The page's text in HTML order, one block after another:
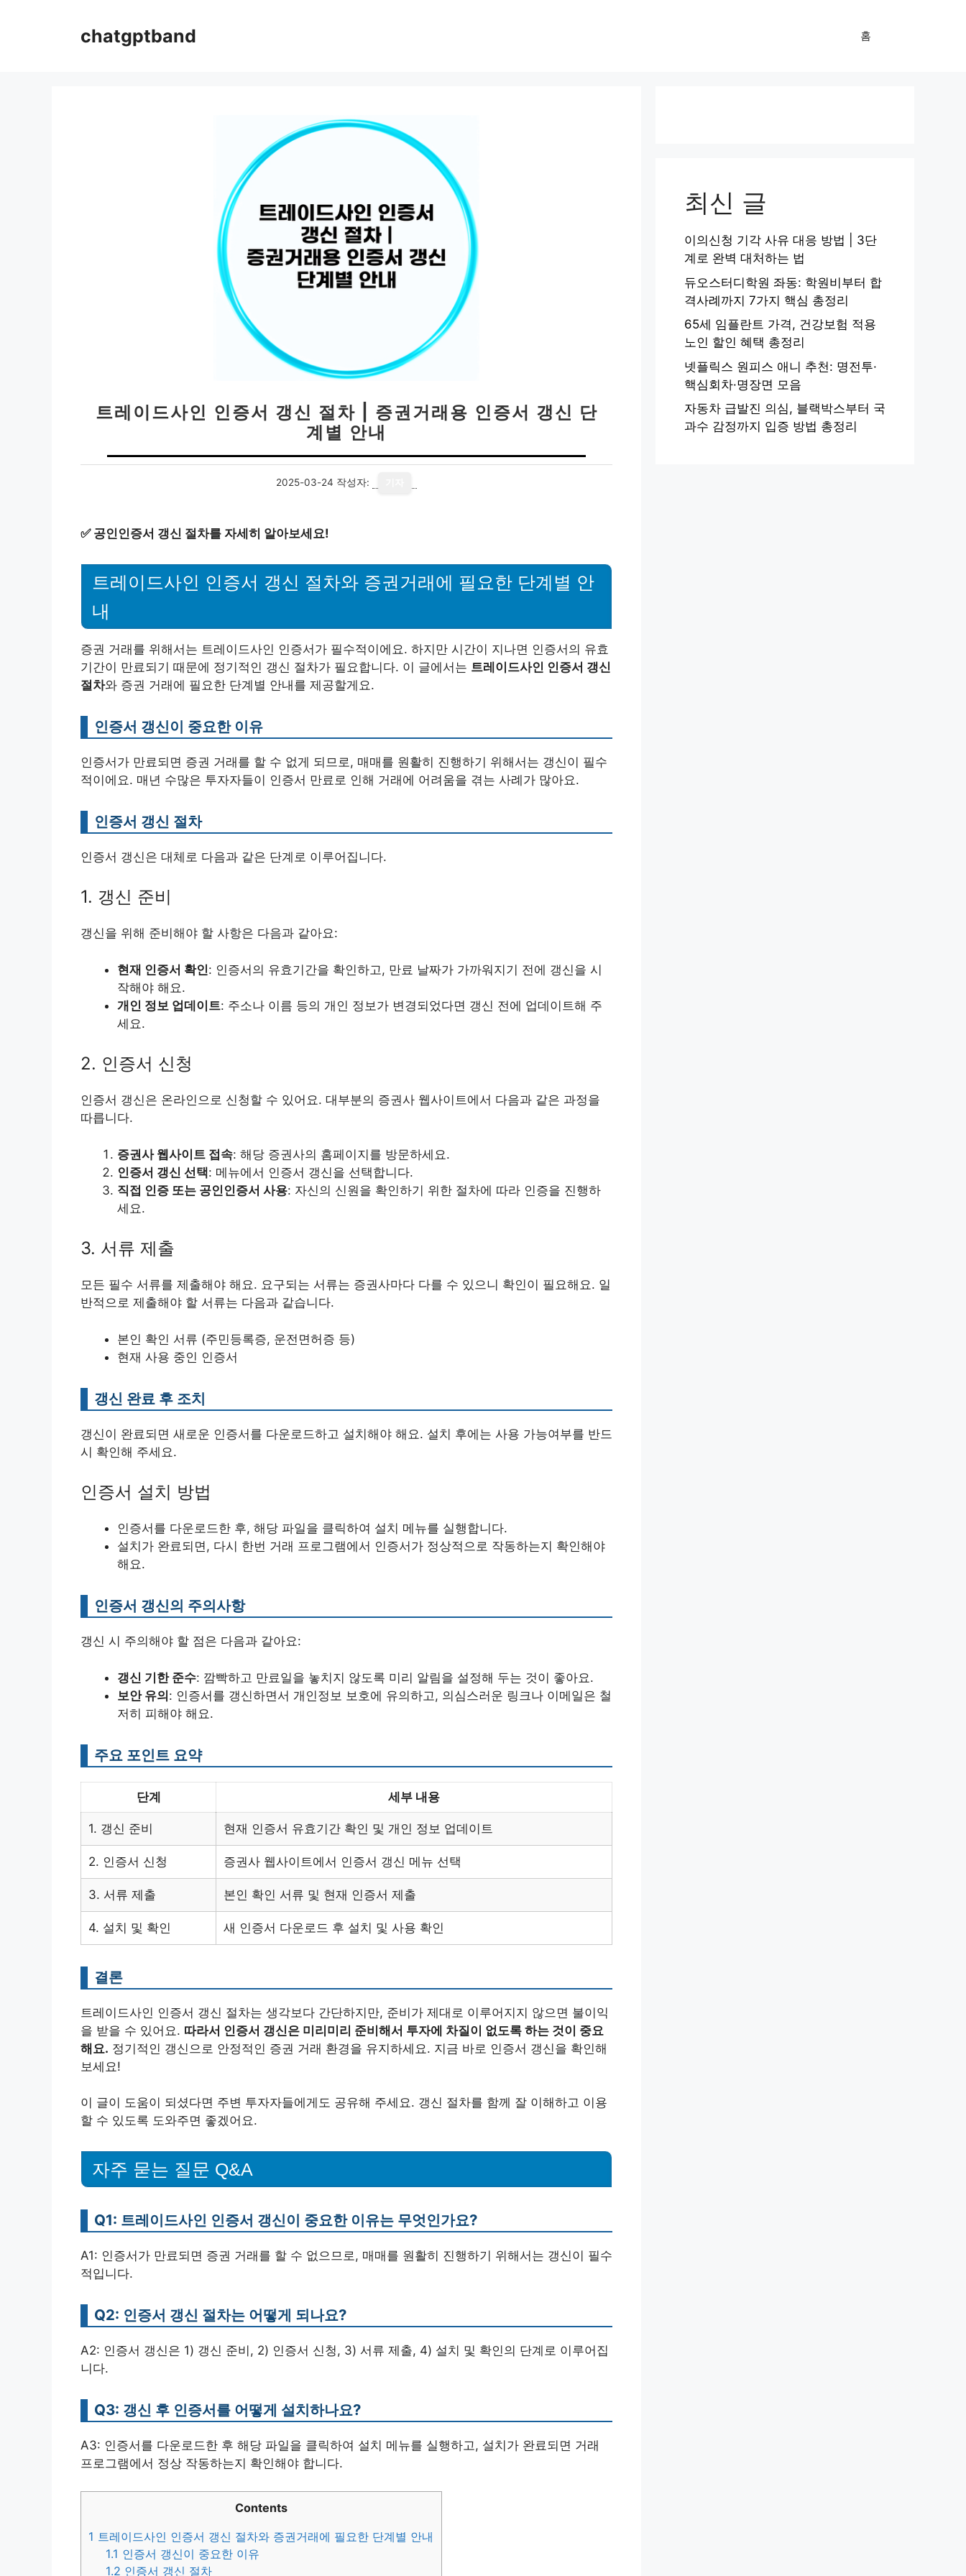
chatgptband 홈
트레이드사인 인증서 갱신 절차 | 증권거래용 인증서 갱신 단
계별 안내
2025-03-24 작성자:
✅ 공인인증서 갱신 절차를 자세히 알아보세요!
트레이드사인 인증서 갱신 절차와 증권거래에 필요한 단계별 안
내
증권 거래를 위해서는 트레이드사인 인증서가 필수적이에요. 하지만 시간이 지나면 인증서의 유효
기간이 만료되기 때문에 정기적인 갱신 절차가 필요합니다. 이 글에서는 트레이드사인 인증서 갱신
절차와 증권 거래에 필요한 단계별 안내를 제공할게요.
인증서 갱신이 중요한 이유
인증서가 만료되면 증권 거래를 할 수 없게 되므로, 매매를 원활히 진행하기 위해서는 갱신이 필수
적이에요. 매년 수많은 투자자들이 인증서 만료로 인해 거래에 어려움을 겪는 사례가 많아요.
인증서 갱신 절차
인증서 갱신은 대체로 다음과 같은 단계로 이루어집니다.
1. 갱신 준비
갱신을 위해 준비해야 할 사항은 다음과 같아요:
현재 인증서 확인: 인증서의 유효기간을 확인하고, 만료 날짜가 가까워지기 전에 갱신을 시
작해야 해요.
개인 정보 업데이트: 주소나 이름 등의 개인 정보가 변경되었다면 갱신 전에 업데이트해 주
세요.
2. 인증서 신청
인증서 갱신은 온라인으로 신청할 수 있어요. 대부분의 증권사 웹사이트에서 다음과 같은 과정을
따릅니다.
증권사 웹사이트 접속: 해당 증권사의 홈페이지를 방문하세요.
인증서 갱신 선택: 메뉴에서 인증서 갱신을 선택합니다.
직접 인증 또는 공인인증서 사용: 자신의 신원을 확인하기 위한 절차에 따라 인증을 진행하
세요.
3. 서류 제출
모든 필수 서류를 제출해야 해요. 요구되는 서류는 증권사마다 다를 수 있으니 확인이 필요해요. 일
반적으로 제출해야 할 서류는 다음과 같습니다.
본인 확인 서류 (주민등록증, 운전면허증 등)
현재 사용 중인 인증서
갱신 완료 후 조치
갱신이 완료되면 새로운 인증서를 다운로드하고 설치해야 해요. 설치 후에는 사용 가능여부를 반드
시 확인해 주세요.
인증서 설치 방법
인증서를 다운로드한 후, 해당 파일을 클릭하여 설치 메뉴를 실행합니다.
설치가 완료되면, 다시 한번 거래 프로그램에서 인증서가 정상적으로 작동하는지 확인해야
해요.
인증서 갱신의 주의사항
갱신 시 주의해야 할 점은 다음과 같아요:
갱신 기한 준수: 깜빡하고 만료일을 놓치지 않도록 미리 알림을 설정해 두는 것이 좋아요.
보안 유의: 인증서를 갱신하면서 개인정보 보호에 유의하고, 의심스러운 링크나 이메일은 철
저히 피해야 해요.
주요 포인트 요약
단계 세부 내용
1. 갱신 준비 현재 인증서 유효기간 확인 및 개인 정보 업데이트
2. 인증서 신청 증권사 웹사이트에서 인증서 갱신 메뉴 선택
3. 서류 제출 본인 확인 서류 및 현재 인증서 제출
4. 설치 및 확인 새 인증서 다운로드 후 설치 및 사용 확인
결론
트레이드사인 인증서 갱신 절차는 생각보다 간단하지만, 준비가 제대로 이루어지지 않으면 불이익
을 받을 수 있어요. 따라서 인증서 갱신은 미리미리 준비해서 투자에 차질이 없도록 하는 것이 중요
해요. 정기적인 갱신으로 안정적인 증권 거래 환경을 유지하세요. 지금 바로 인증서 갱신을 확인해
보세요!
이 글이 도움이 되셨다면 주변 투자자들에게도 공유해 주세요. 갱신 절차를 함께 잘 이해하고 이용
할 수 있도록 도와주면 좋겠어요.
자주 묻는 질문 Q&A
Q1: 트레이드사인 인증서 갱신이 중요한 이유는 무엇인가요?
A1: 인증서가 만료되면 증권 거래를 할 수 없으므로, 매매를 원활히 진행하기 위해서는 갱신이 필수
적입니다.
Q2: 인증서 갱신 절차는 어떻게 되나요?
A2: 인증서 갱신은 1) 갱신 준비, 2) 인증서 신청, 3) 서류 제출, 4) 설치 및 확인의 단계로 이루어집
니다.
Q3: 갱신 후 인증서를 어떻게 설치하나요?
A3: 인증서를 다운로드한 후 해당 파일을 클릭하여 설치 메뉴를 실행하고, 설치가 완료되면 거래
프로그램에서 정상 작동하는지 확인해야 합니다.
Contents
1 트레이드사인 인증서 갱신 절차와 증권거래에 필요한 단계별 안내
1.1 인증서 갱신이 중요한 이유
1.2 인증서 갱신 절차
최신 글
이의신청 기각 사유 대응 방법 | 3단
계로 완벽 대처하는 법
듀오스터디학원 좌동: 학원비부터 합
격사례까지 7가지 핵심 총정리
65세 임플란트 가격, 건강보험 적용
노인 할인 혜택 총정리
넷플릭스 원피스 애니 추천: 명전투·
핵심회차·명장면 모음
자동차 급발진 의심, 블랙박스부터 국
과수 감정까지 입증 방법 총정리